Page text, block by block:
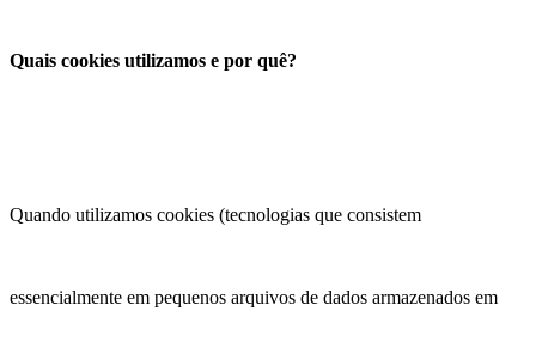
Quais cookies utilizamos e por quê?
Quando utilizamos cookies (tecnologias que consistem
essencialmente em pequenos arquivos de dados armazenados em